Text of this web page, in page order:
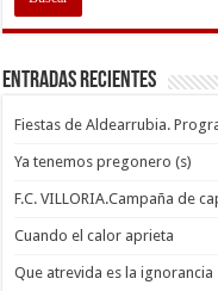
Entradas recientes
Fiestas de Aldearrubia.
Ya tenemos pregonero (s)
F.C. VILLORIA.Campaña de
Cuando el calor aprieta
Que atrevida es la ignorancia